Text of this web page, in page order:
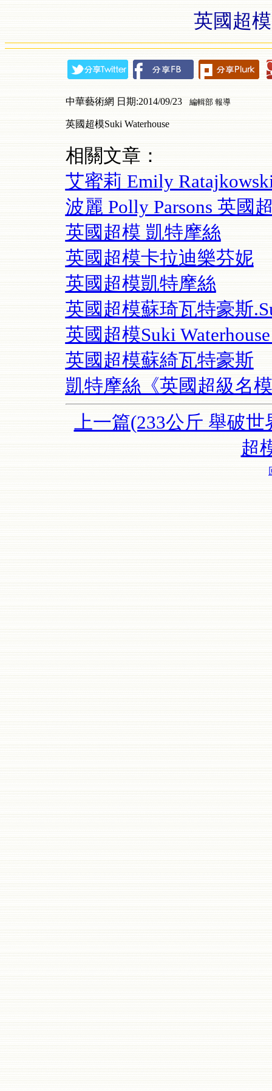
英國超模
中華藝術網 日期:2014/09/23 編輯部 報導
英國超模Suki Waterhouse
相關文章：
艾蜜莉 Emily
波麗 Polly Parsons 英國
英國超模 凱特摩絲
英國超模卡拉迪樂芬妮
英國超模凱特摩絲
英國超模蘇琦瓦特豪斯
英國超模Suki
英國超模蘇綺瓦特豪斯
凱特摩絲《英國超級名
上一篇(233公斤 舉破世
超